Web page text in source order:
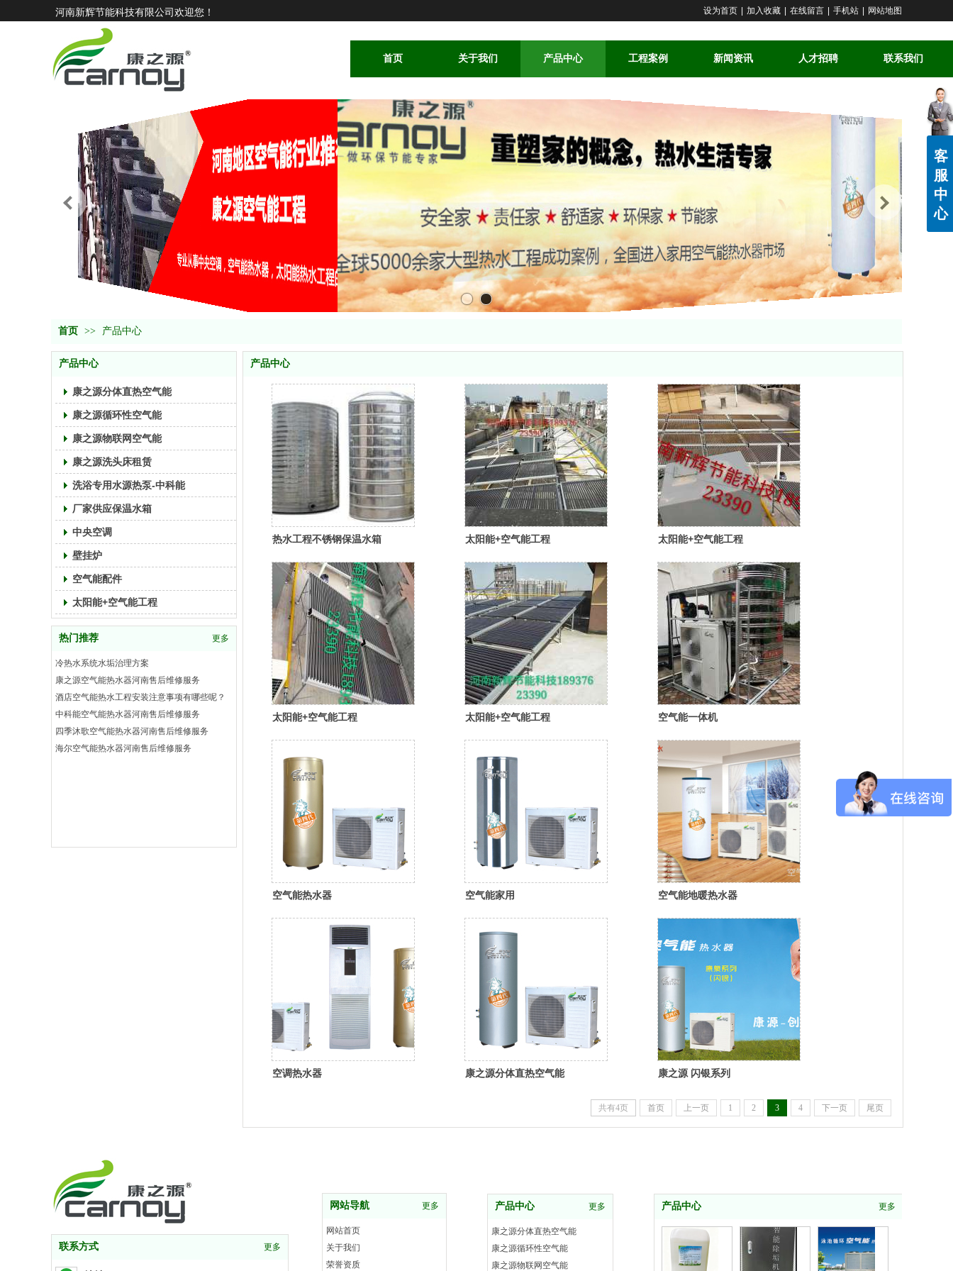
河南新辉节能科技有限公司欢迎您！
首页 关于我们 产品中心 工程案例 新闻资讯 人才招聘 联系我们
设为首页 加入收藏 在线留言 手机站 网站地图
首页 >> 产品中心
产品中心
康之源分体直热空气能
康之源循环性空气能
康之源物联网空气能
康之源洗头床租赁
洗浴专用水源热泵-中科能
厂家供应保温水箱
中央空调
壁挂炉
空气能配件
太阳能+空气能工程
热门推荐 更多
冷热水系统水垢治理方案
康之源空气能热水器河南售后维修服务
酒店空气能热水工程安装注意事项有哪些呢？
中科能空气能热水器河南售后维修服务
四季沐歌空气能热水器河南售后维修服务
海尔空气能热水器河南售后维修服务
产品中心
热水工程不锈钢保温水箱 太阳能+空气能工程 太阳能+空气能工程
太阳能+空气能工程 太阳能+空气能工程 空气能一体机
空气能热水器 空气能家用 空气能地暖热水器
空调热水器 康之源分体直热空气能 康之源 闪银系列
共有4页 首页 上一页 1 2 3 4 下一页 尾页
联系方式 更多
网站导航 更多
网站首页
关于我们
荣誉资质
产品中心 更多
康之源分体直热空气能
康之源循环性空气能
康之源物联网空气能
产品中心 更多
客
服
中
心